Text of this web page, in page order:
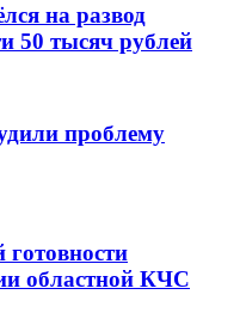
на развод
50 тысяч рублей
проблему
областной КЧС